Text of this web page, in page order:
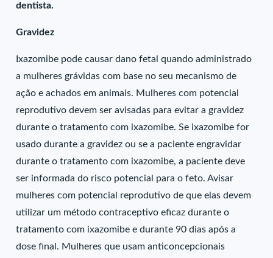
dentista.
Gravidez
Ixazomibe pode causar dano fetal quando administrado
a mulheres grávidas com base no seu mecanismo de
ação e achados em animais. Mulheres com potencial
reprodutivo devem ser avisadas para evitar a gravidez
durante o tratamento com ixazomibe. Se ixazomibe for
usado durante a gravidez ou se a paciente engravidar
durante o tratamento com ixazomibe, a paciente deve
ser informada do risco potencial para o feto. Avisar
mulheres com potencial reprodutivo de que elas devem
utilizar um método contraceptivo eficaz durante o
tratamento com ixazomibe e durante 90 dias após a
dose final. Mulheres que usam anticoncepcionais